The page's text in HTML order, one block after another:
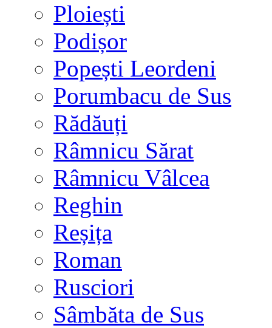
Ploiești
Podișor
Popești Leordeni
Porumbacu de Sus
Rădăuți
Râmnicu Sărat
Râmnicu Vâlcea
Reghin
Reșița
Roman
Rusciori
Sâmbăta de Sus